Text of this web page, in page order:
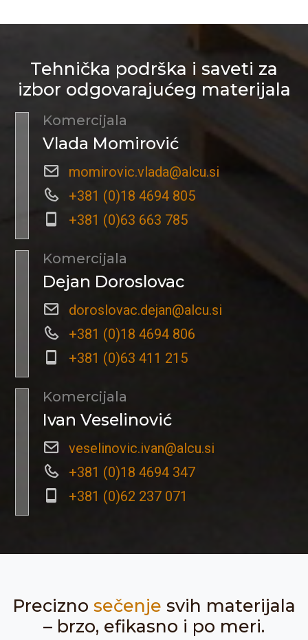
Tehnička podrška i saveti za
izbor odgovarajućeg materijala
Komercijala
Vlada Momirović
momirovic.vlada@alcu.si
+381 (0)18 4694 805
+381 (0)63 663 785
Komercijala
Dejan Doroslovac
doroslovac.dejan@alcu.si
+381 (0)18 4694 806
+381 (0)63 411 215
Komercijala
Ivan Veselinović
veselinovic.ivan@alcu.si
+381 (0)18 4694 347
+381 (0)62 237 071
Precizno sečenje svih materijala
– brzo, efikasno i po meri.